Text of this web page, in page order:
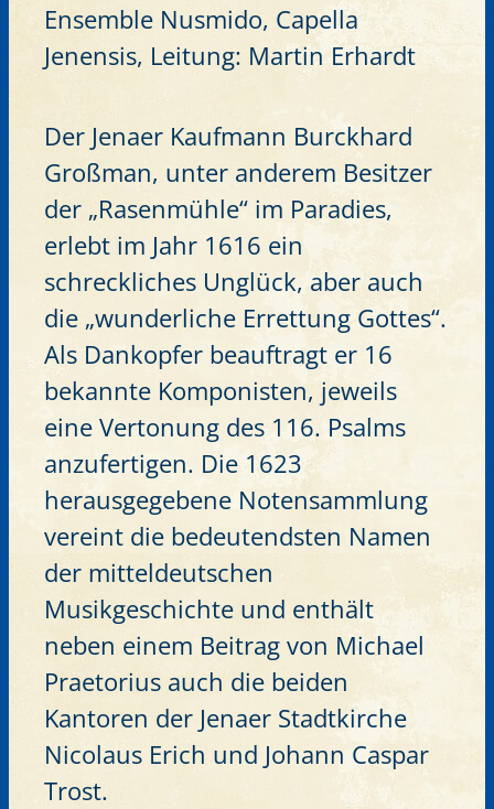
Ensemble Nusmido, Capella
Jenensis, Leitung: Martin Erhardt
Der Jenaer Kaufmann Burckhard
Großman, unter anderem Besitzer
der „Rasenmühle“ im Paradies,
erlebt im Jahr 1616 ein
schreckliches Unglück, aber auch
die „wunderliche Errettung Gottes“.
Als Dankopfer beauftragt er 16
bekannte Komponisten, jeweils
eine Vertonung des 116. Psalms
anzufertigen. Die 1623
herausgegebene Notensammlung
vereint die bedeutendsten Namen
der mitteldeutschen
Musikgeschichte und enthält
neben einem Beitrag von Michael
Praetorius auch die beiden
Kantoren der Jenaer Stadtkirche
Nicolaus Erich und Johann Caspar
Trost.